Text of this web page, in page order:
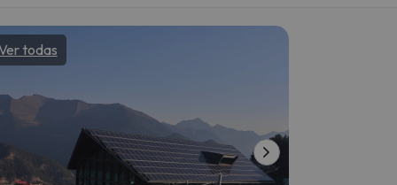
todas